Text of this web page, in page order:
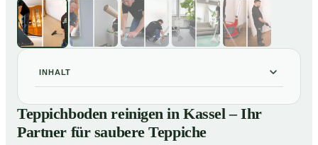
INHALT
01Teppichboden reinigen in Kassel – Ihr Partner für
saubere Teppiche
Teppichboden reinigen in Kassel – Ihr
Partner für saubere Teppiche